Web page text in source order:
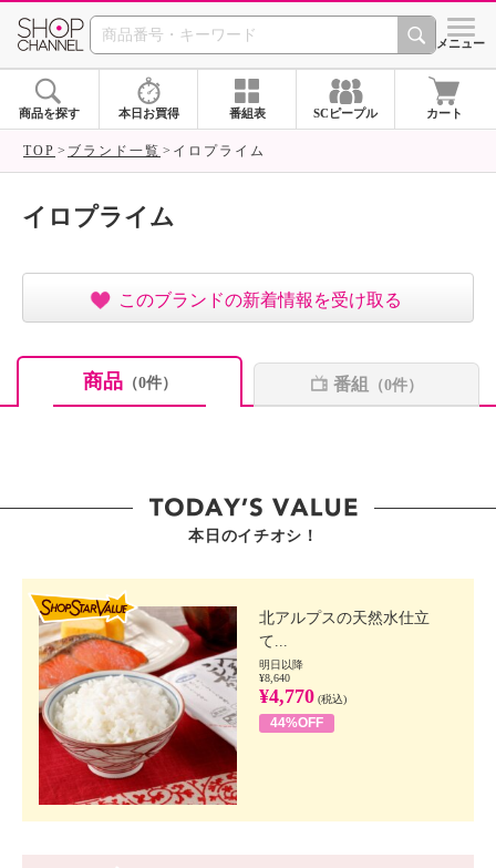
SHOP CHANNEL ショッ
メニュー
商品を探す 本日お買得 番組表 SCピープル カート
TOP ブランド一覧 イロプライム
イロプライム
このブランドの新着情報を受け取る
商品（0件） 番組 （0件）
本日のイチオシ！
北アルプスの天然水仕立
て...
明日以降
¥8,640
¥4,770 (税込)
44%OFF